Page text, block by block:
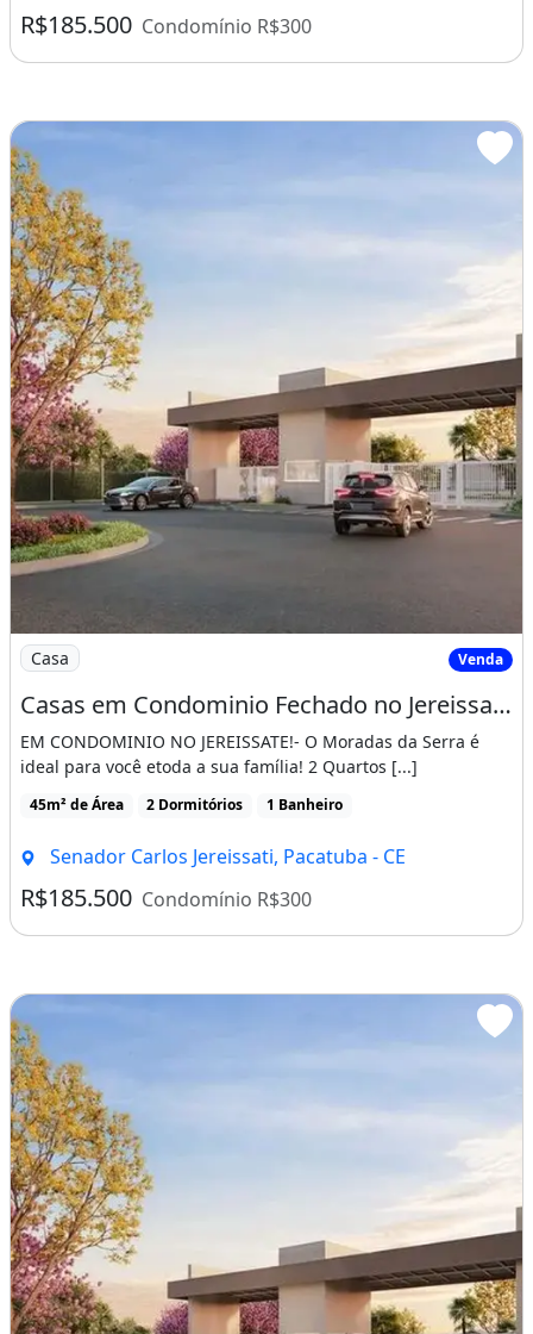
R$185.500 Condomínio R$300
Imagem: Casas em Condominio Fechado no Jereissate
Casa Venda
Casas em Condominio Fechado no Jereissate 3, Entrada Facilitada em Ate 60X, Aproveite!
EM CONDOMINIO NO JEREISSATE!- O Moradas da Serra é
ideal para você etoda a sua família! 2 Quartos [...]
45m² de Área 2 Dormitórios 1 Banheiro
Senador Carlos Jereissati, Pacatuba - CE
R$185.500 Condomínio R$300